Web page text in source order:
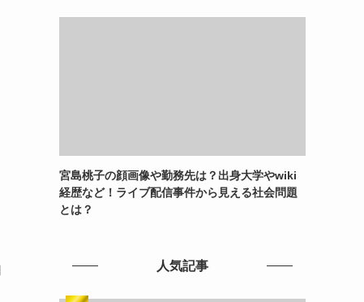
宮島桃子の顔画像や勤務先は？出身大学やwiki
経歴など！ライブ配信事件から見える社会問題
とは？
人気記事